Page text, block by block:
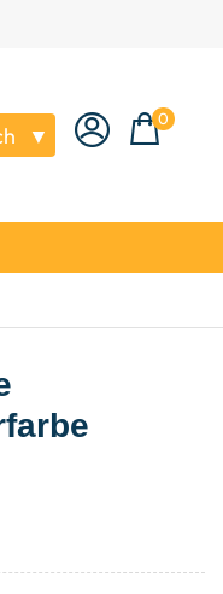
▼
0